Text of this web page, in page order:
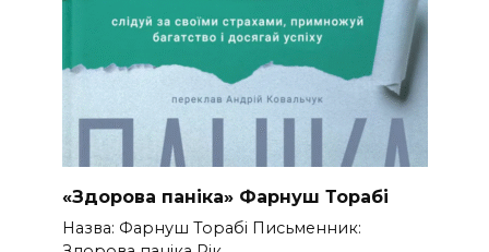
«Здорова паніка» Фарнуш Торабі
Назва: Фарнуш Торабі Письменник: